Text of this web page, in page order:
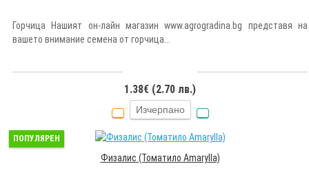
Горчица Нашият он-лайн магазин www.agrogradina.bg представя на
вашето внимание семена от горчица...
1.38€ (2.70 лв.)
Изчерпано
ПОПУЛЯРЕН
Физалис (Томатило Amarylla)